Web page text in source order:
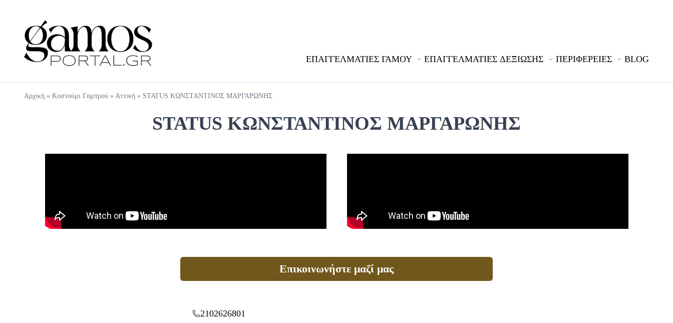
ΕΠΑΓΓΕΛΜΑΤΙΕΣ ΓΑΜΟΥ ΕΠΑΓΓΕΛΜΑΤΙΕΣ ΔΕΞΙΩΣΗΣ ΠΕΡΙΦΕΡΕΙΕΣ BLOG
Αρχική » Κοστούμι Γαμπρού » Αττική » STATUS ΚΩΝΣΤΑΝΤΙΝΟΣ ΜΑΡΓΑΡΩΝΗΣ
STATUS ΚΩΝΣΤΑΝΤΙΝΟΣ ΜΑΡΓΑΡΩΝΗΣ
Επικοινωνήστε μαζί μας
2102626801